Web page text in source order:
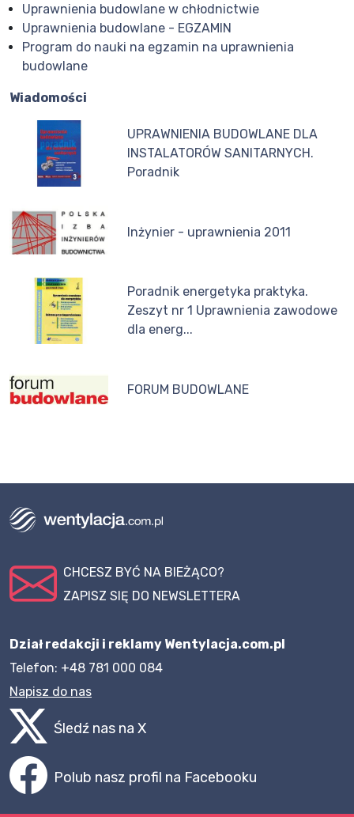
Uprawnienia budowlane w chłodnictwie
Uprawnienia budowlane - EGZAMIN
Program do nauki na egzamin na uprawnienia
budowlane
Wiadomości
UPRAWNIENIA BUDOWLANE DLA
INSTALATORÓW SANITARNYCH.
Poradnik
Inżynier - uprawnienia 2011
Poradnik energetyka praktyka.
Zeszyt nr 1 Uprawnienia zawodowe
dla energ...
FORUM BUDOWLANE
CHCESZ BYĆ NA BIEŻĄCO?
ZAPISZ SIĘ DO NEWSLETTERA
Dział redakcji i reklamy Wentylacja.com.pl
Telefon: +48 781 000 084
Napisz do nas
Śledź nas na X
Polub nasz profil na Facebooku